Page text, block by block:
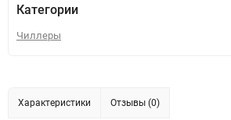
Категории
Чиллеры
Характеристики Отзывы (0)